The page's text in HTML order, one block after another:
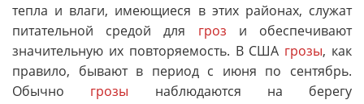
тепла и влаги, имеющиеся в этих районах, служат
питательной средой для гроз и обеспечивают
значительную их повторяемость. В США грозы, как
правило, бывают в период с июня по сентябрь.
Обычно грозы наблюдаются на берегу